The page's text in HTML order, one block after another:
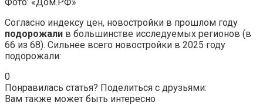
Согласно индексу цен, новостройки в прошлом году
подорожали в большинстве исследуемых регионов (в
66 из 68). Сильнее всего новостройки в 2025 году
подорожали:
0
Понравилась статья? Поделиться с друзьями:
Вам также может быть интересно